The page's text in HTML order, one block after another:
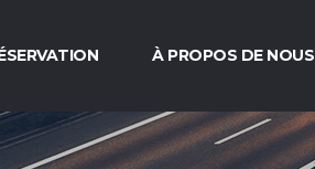
À PROPOS DE NOUS